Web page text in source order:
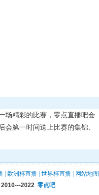
场精彩的比赛，零点直播吧会
会第一时间送上比赛的集锦、
| 欧洲杯直播 | 世界杯直播 | 网站地图
2010---2022 零点吧